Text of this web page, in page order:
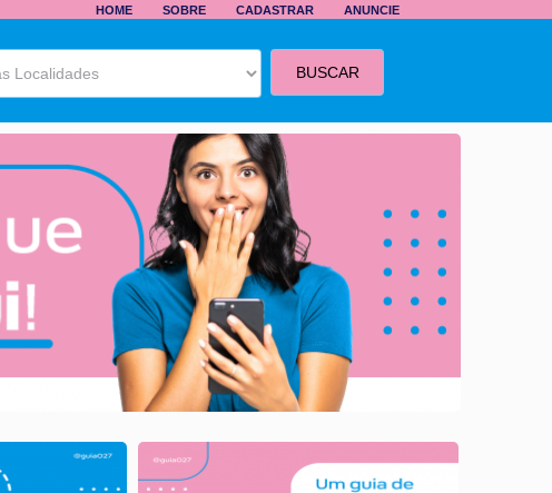
HOME SOBRE CADASTRAR ANUNCIE